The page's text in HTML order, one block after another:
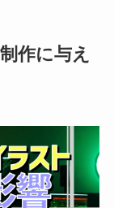
作に与え